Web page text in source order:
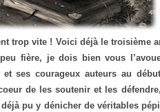
trop vite ! Voici déjà le troisième
fière, je dois bien vous
et ses courageux auteurs au
de les soutenir et les
pu y dénicher de véritables